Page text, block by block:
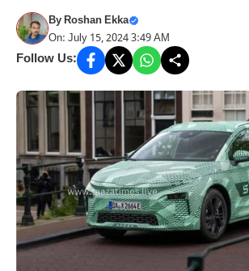
ByRoshan Ekka
On: July 15, 2024 3:49 AM
Follow Us: